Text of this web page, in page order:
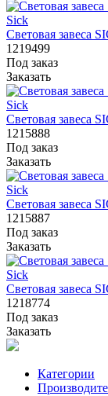
Sick
Световая завеса
1219499
Под заказ
Заказать
Sick
Световая завеса
1215888
Под заказ
Заказать
Sick
Световая завеса
1215887
Под заказ
Заказать
Sick
Световая завеса
1218774
Под заказ
Заказать
Категории